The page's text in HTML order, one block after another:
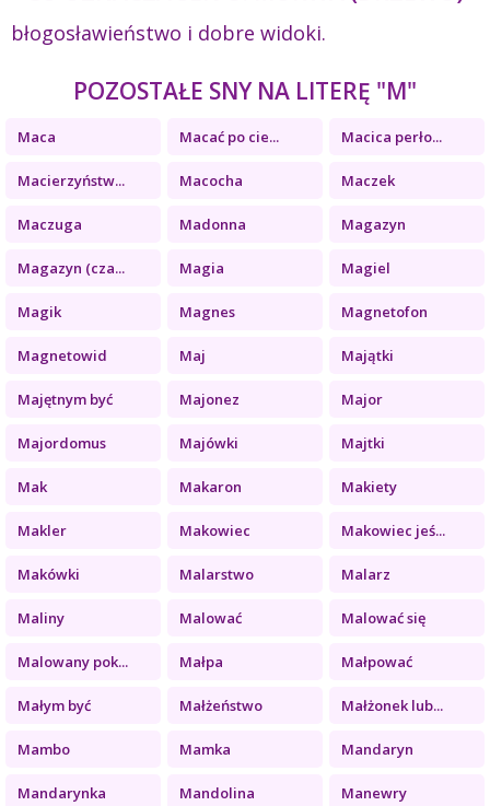
błogosławieństwo i dobre widoki.
POZOSTAŁE SNY NA LITERĘ "M"
Maca Macać po cie... Macica perło...
Macierzyństw... Macocha Maczek
Maczuga Madonna Magazyn
Magazyn (cza... Magia Magiel
Magik Magnes Magnetofon
Magnetowid Maj Majątki
Majętnym być Majonez Major
Majordomus Majówki Majtki
Mak Makaron Makiety
Makler Makowiec Makowiec jeś...
Makówki Malarstwo Malarz
Maliny Malować Malować się
Malowany pok... Małpa Małpować
Małym być Małżeństwo Małżonek lub...
Mambo Mamka Mandaryn
Mandarynka Mandolina Manewry